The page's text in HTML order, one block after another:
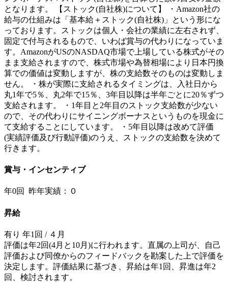
となります。 【ストック(自社株)について】 ・Amazon社の
給与の仕組みは「基本給＋ストック(自社株)」という形にな
っております。ストックは個人・会社の業績に左右されず、
固定で付与されるもので、いわば賞与の代わりになっていま
す。AmazonがUSのNASDAQ市場で上場している株式がその
まま支給されますので、株式市場や為替相場により日本円換
算での価値は変動しますが、株の支給数そのものは変動しま
せん。 ・株が実際に支給されるタイミングは、入社日から
丸1年で5％、丸2年で15％、3年目以降は半年ごとに20％ずつ
支給されます。 ・1年目と2年目のストック支給数が少ない
ので、その代わりにサイニングボーナスというものを現金に
て支給することにしています。 ・5年目以降は改めて評価
(実績評価及び行動評価)のうえ、ストックの支給数を決めて
行きます。
賞与・インセンティブ
年0回 昨年実績：０
昇給
有り 年1回 / ４月
評価は年2回(4月と10月)に行われます。直属の上司が、自己
評価および同僚からのフィードバックを勘案した上で評価を
決定します。評価結果に基づき、昇給は年1回、昇進は年2
回、検討されます。